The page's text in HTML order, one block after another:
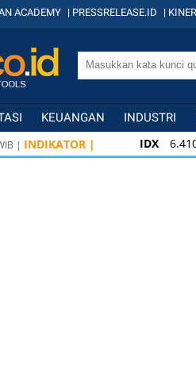
ACADEMY | PRESSRELEASE.ID |
KEUANGAN INDUSTRI
| INDIKATOR | IDX